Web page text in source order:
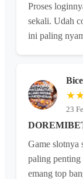
Proses
sekali. Udah
ini paling
23
Game slotnya
paling
emang top